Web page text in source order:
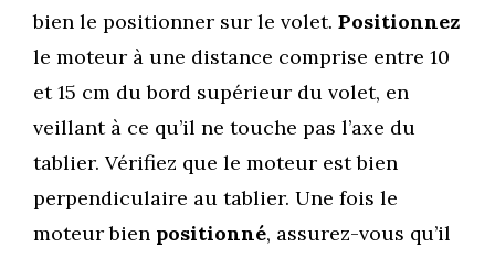
bien le positionner sur le volet. Positionnez
le moteur à une distance comprise entre 10
et 15 cm du bord supérieur du volet, en
veillant à ce qu’il ne touche pas l’axe du
tablier. Vérifiez que le moteur est bien
perpendiculaire au tablier. Une fois le
moteur bien positionné, assurez-vous qu’il